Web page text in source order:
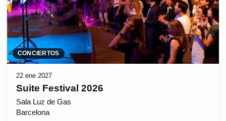
CONCIERTOS
22 ene 2027
Suite Festival 2026
Sala Luz de Gas
Barcelona